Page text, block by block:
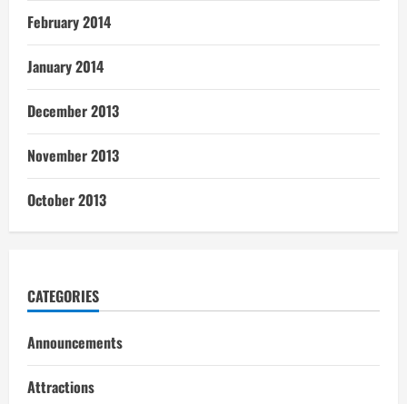
February 2014
January 2014
December 2013
November 2013
October 2013
CATEGORIES
Announcements
Attractions